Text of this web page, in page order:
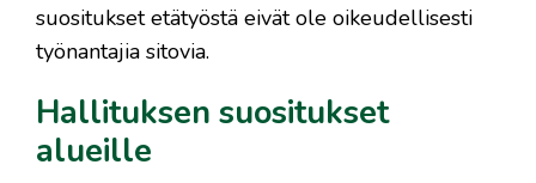
suositukset etätyöstä eivät ole oikeudellisesti
työnantajia sitovia.
Hallituksen suositukset
alueille